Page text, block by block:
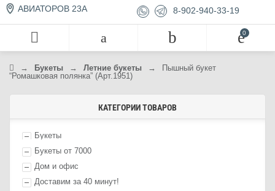
АВИАТОРОВ 23А
8-902-940-33-19
→ Букеты → Летние букеты →
Пышный букет
“Ромашковая полянка” (Арт.1951)
КАТЕГОРИИ ТОВАРОВ
Букеты
Букеты от 7000
Дом и офис
Доставим за 40 минут!